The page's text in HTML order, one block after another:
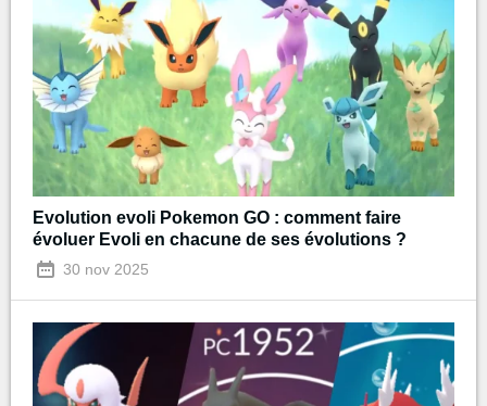
Evolution evoli Pokemon GO : comment faire
évoluer Evoli en chacune de ses évolutions ?
30 nov 2025